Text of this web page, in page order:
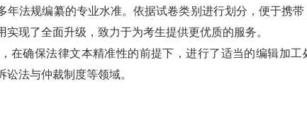
年法规编纂的专业水准。依据试卷类别进行划分，便于携
现了全面升级，致力于为考生提供更优质的服务。
在确保法律文本精准性的前提下，进行了适当的编辑加工
法与仲裁制度等领域。